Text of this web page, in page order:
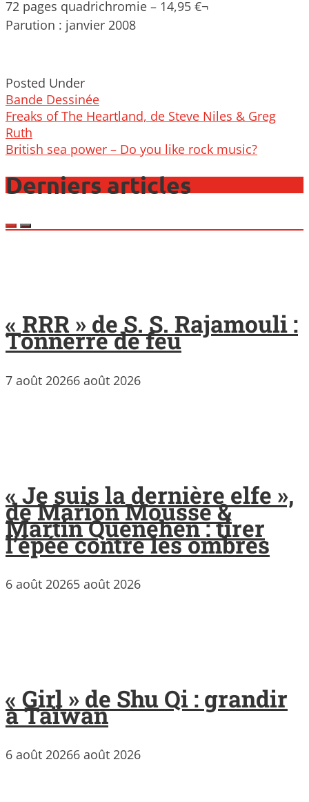
72 pages quadrichromie – 14,95 €¬
Parution : janvier 2008
Posted Under
Bande Dessinée
Post
navigation
Freaks of The Heartland, de Steve Niles & Greg
Ruth
British sea power – Do you like rock music?
Derniers articles
« RRR » de S. S. Rajamouli :
Tonnerre de feu
7 août 20266 août 2026
« Je suis la dernière elfe »,
de Marion Mousse &
Martin Quenehen : tirer
l’épée contre les ombres
6 août 20265 août 2026
« Girl » de Shu Qi : grandir
à Taïwan
6 août 20266 août 2026